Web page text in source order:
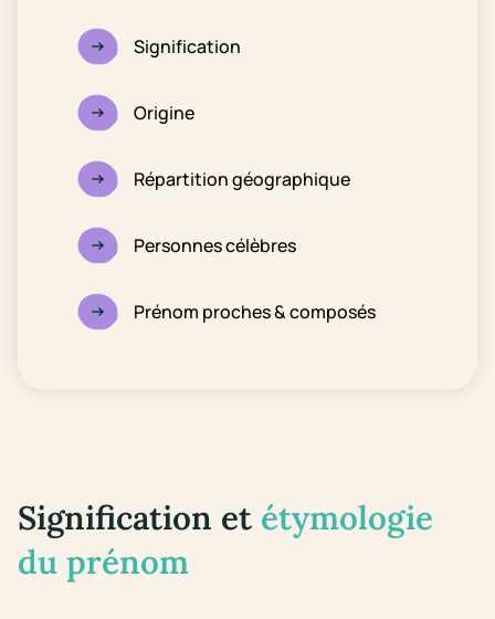
Signification
Origine
Répartition géographique
Personnes célèbres
Prénom proches & composés
Signification et étymologie
du prénom